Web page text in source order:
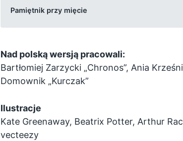
Pamiętnik przy mięcie
Nad polską wersją pracowali:
Bartłomiej Zarzycki „Chronos”, Ania
Domownik „Kurczak”
Ilustracje
Kate Greenaway, Beatrix Potter, Arthur
vecteezy